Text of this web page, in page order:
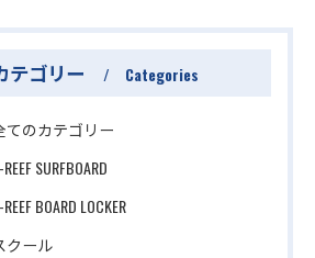
テゴリー Categories
てのカテゴリー
SURFBOARD
BOARD LOCKER
クール